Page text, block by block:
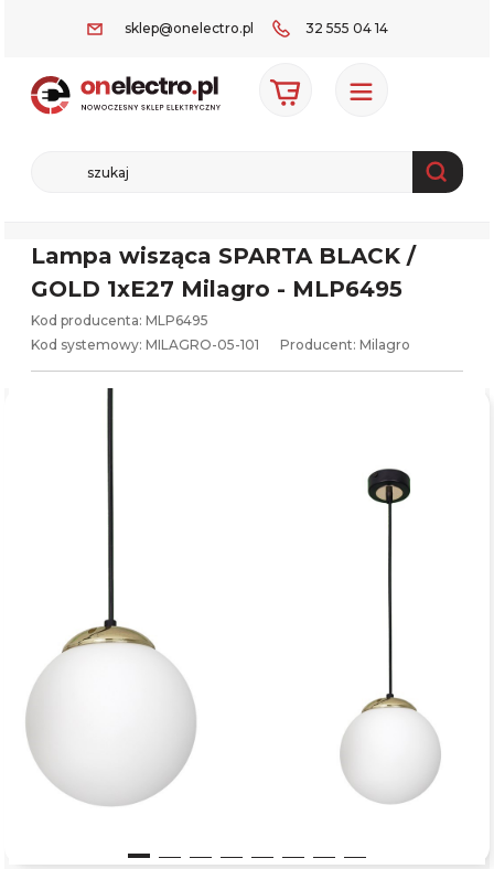
sklep@onelectro.pl 32 555 04 14
Lampa wisząca SPARTA BLACK /
GOLD 1xE27 Milagro - MLP6495
Kod producenta: MLP6495
Kod systemowy: MILAGRO-05-101 Producent: Milagro